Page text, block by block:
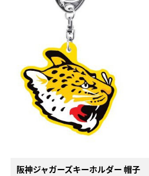
阪神ジャガーズキーホルダー 帽子